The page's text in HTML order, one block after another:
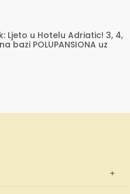
Ljeto u Hotelu Adriatic! 3, 4,
bazi POLUPANSIONA uz